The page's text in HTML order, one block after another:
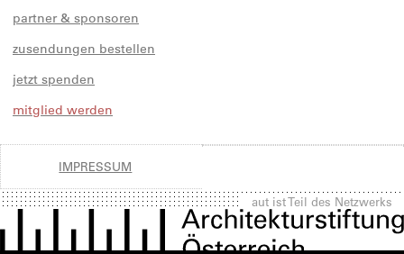
partner & sponsoren
zusendungen bestellen
jetzt spenden
mitglied werden
IMPRESSUM
aut ist Teil des Netzwerks